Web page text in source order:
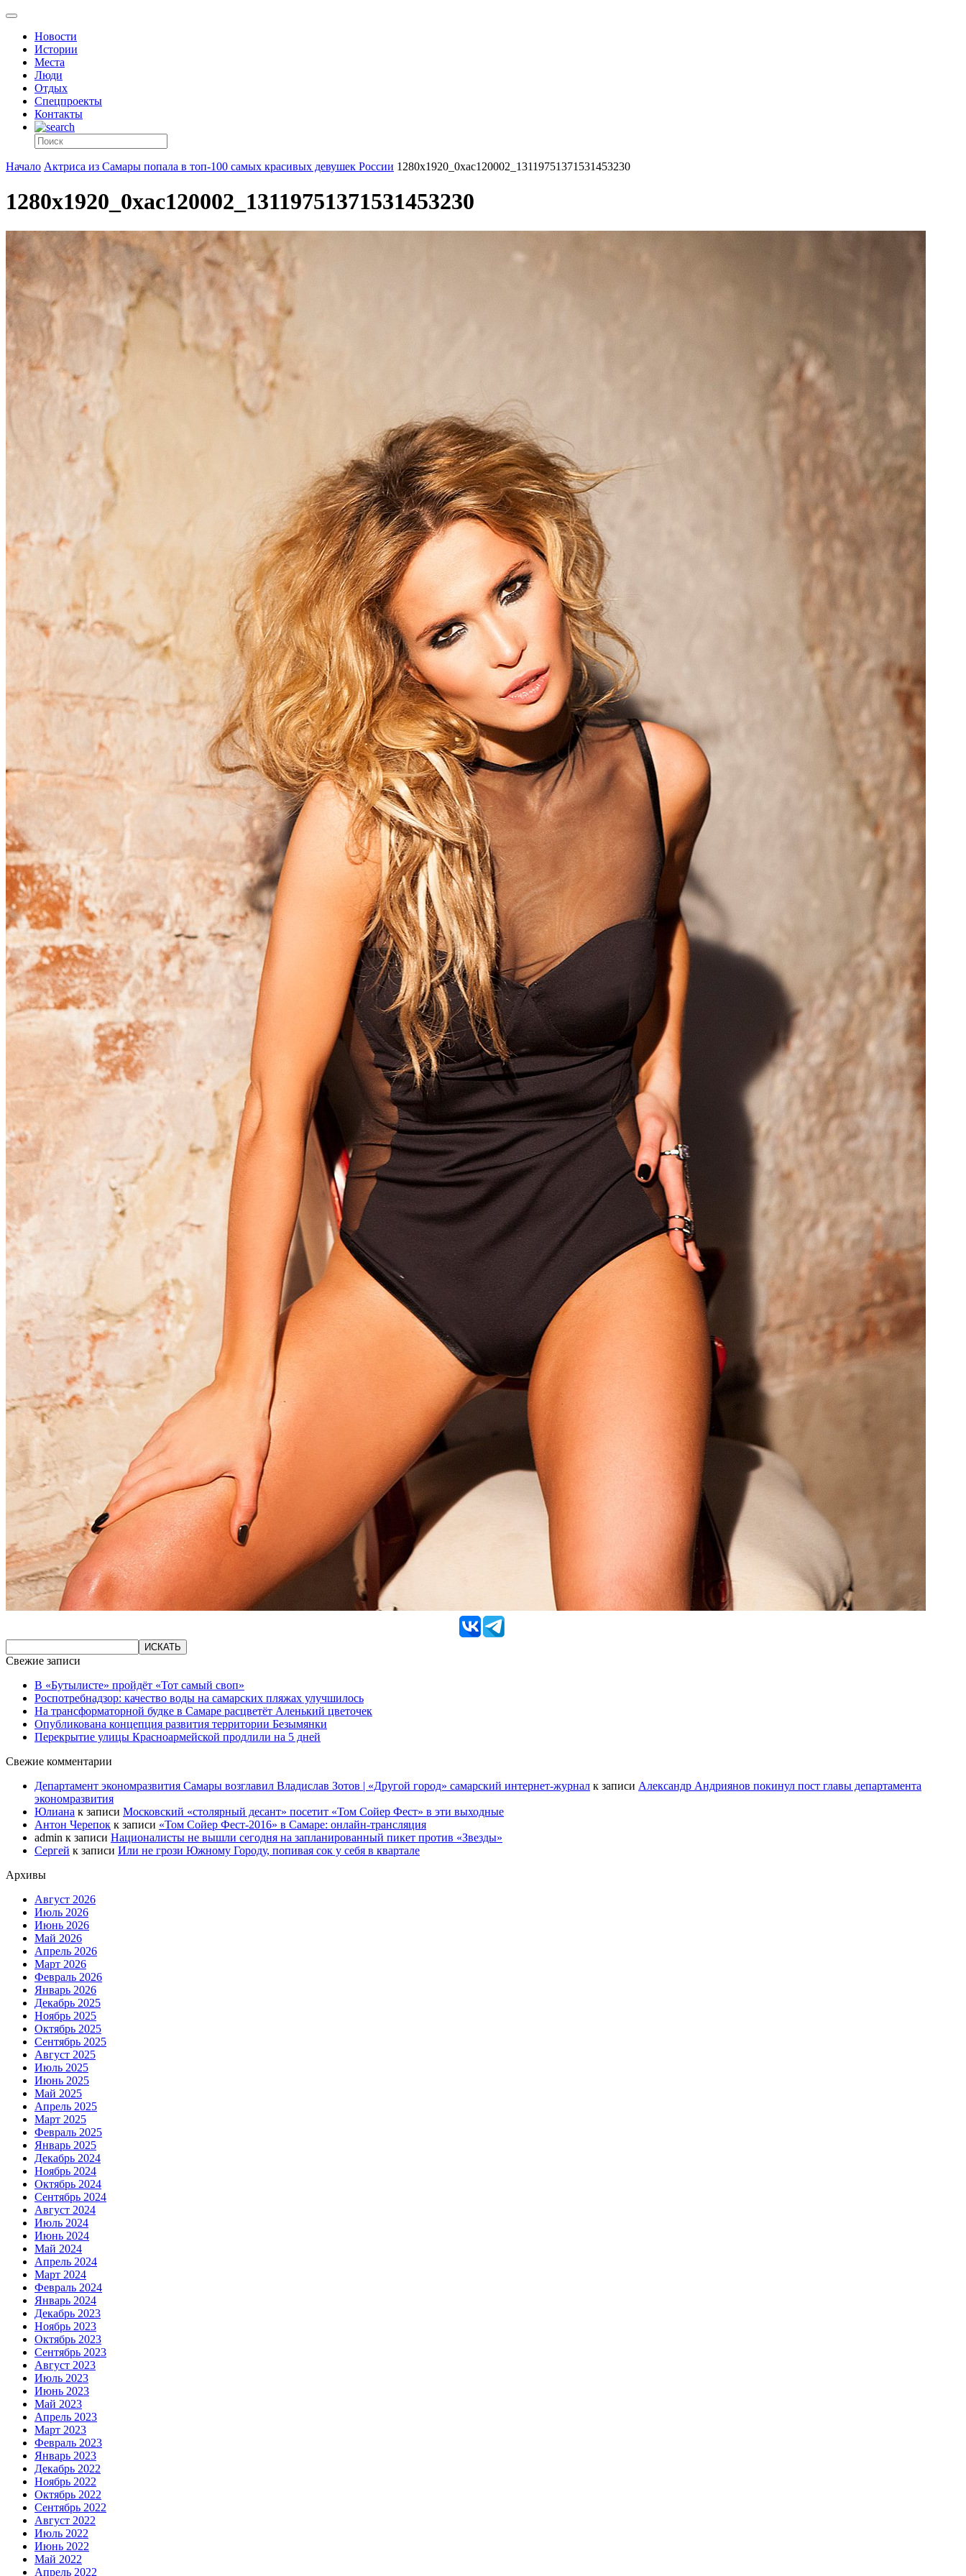
Новости
Истории
Места
Люди
Отдых
Спецпроекты
Контакты
Начало Актриса из Самары попала в топ-100 самых красивых девушек России 1280x1920_0xac120002_13119751371531453230
1280x1920_0xac120002_13119751371531453230
Свежие записи
В «Бутылисте» пройдёт «Тот самый своп»
Роспотребнадзор: качество воды на самарских пляжах улучшилось
На трансформаторной будке в Самаре расцветёт Аленький цветочек
Опубликована концепция развития территории Безымянки
Перекрытие улицы Красноармейской продлили на 5 дней
Свежие комментарии
Департамент экономразвития Самары возглавил Владислав Зотов | «Другой город» самарский интернет-журнал к записи Александр Андриянов покинул пост главы департамента
экономразвития
Юлиана к записи Московский «столярный десант» посетит «Том Сойер Фест» в эти выходные
Антон Черепок к записи «Том Сойер Фест-2016» в Самаре: онлайн-трансляция
admin к записи Националисты не вышли сегодня на запланированный пикет против «Звезды»
Сергей к записи Или не грози Южному Городу, попивая сок у себя в квартале
Архивы
Август 2026
Июль 2026
Июнь 2026
Май 2026
Апрель 2026
Март 2026
Февраль 2026
Январь 2026
Декабрь 2025
Ноябрь 2025
Октябрь 2025
Сентябрь 2025
Август 2025
Июль 2025
Июнь 2025
Май 2025
Апрель 2025
Март 2025
Февраль 2025
Январь 2025
Декабрь 2024
Ноябрь 2024
Октябрь 2024
Сентябрь 2024
Август 2024
Июль 2024
Июнь 2024
Май 2024
Апрель 2024
Март 2024
Февраль 2024
Январь 2024
Декабрь 2023
Ноябрь 2023
Октябрь 2023
Сентябрь 2023
Август 2023
Июль 2023
Июнь 2023
Май 2023
Апрель 2023
Март 2023
Февраль 2023
Январь 2023
Декабрь 2022
Ноябрь 2022
Октябрь 2022
Сентябрь 2022
Август 2022
Июль 2022
Июнь 2022
Май 2022
Апрель 2022